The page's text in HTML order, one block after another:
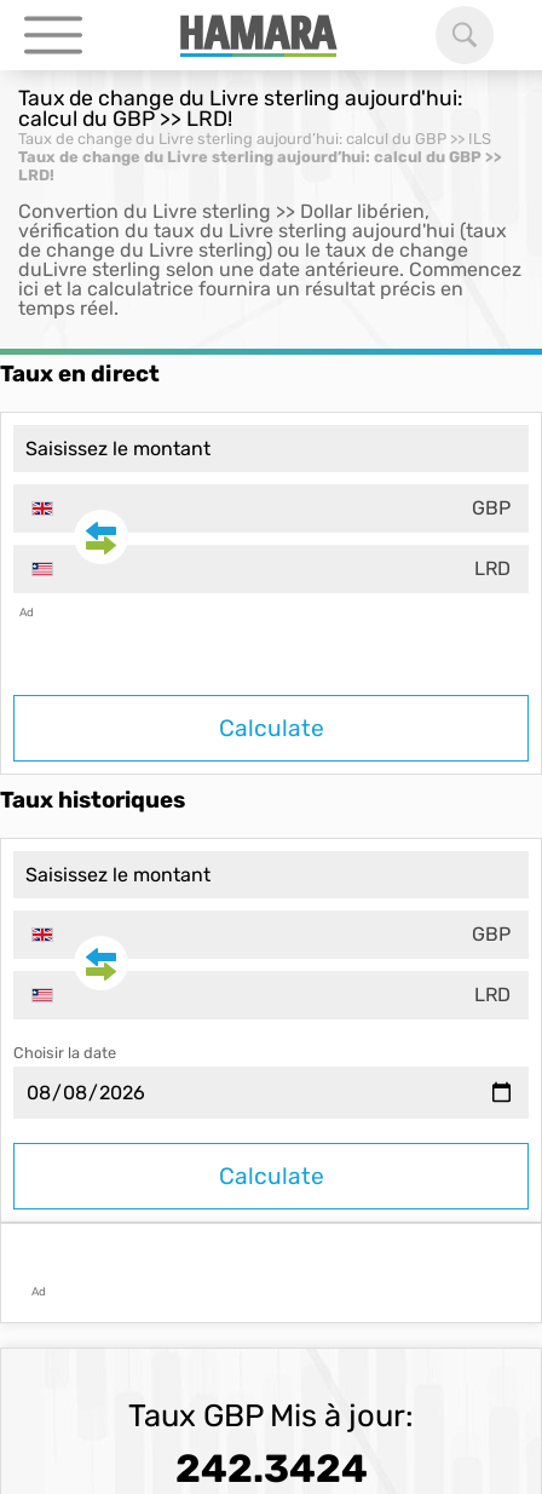
Taux de change du Livre sterling aujourd'hui:
calcul du GBP >> LRD!
Taux de change du Livre sterling aujourd’hui: calcul du GBP >> ILS
Taux de change du Livre sterling aujourd’hui: calcul du GBP >>
LRD!
Convertion du Livre sterling >> Dollar libérien,
vérification du taux du Livre sterling aujourd'hui (taux
de change du Livre sterling) ou le taux de change
duLivre sterling selon une date antérieure. Commencez
ici et la calculatrice fournira un résultat précis en
temps réel.
Taux en direct
GBP
LRD
Ad
Calculate
Taux historiques
GBP
LRD
Choisir la date
Ad
Taux GBP Mis à jour:
242.3424